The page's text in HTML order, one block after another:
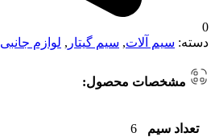
0
دسته: سیم آلات, سیم گیتار , لوازم جانبی
مشخصات محصول:
تعداد سیم 6